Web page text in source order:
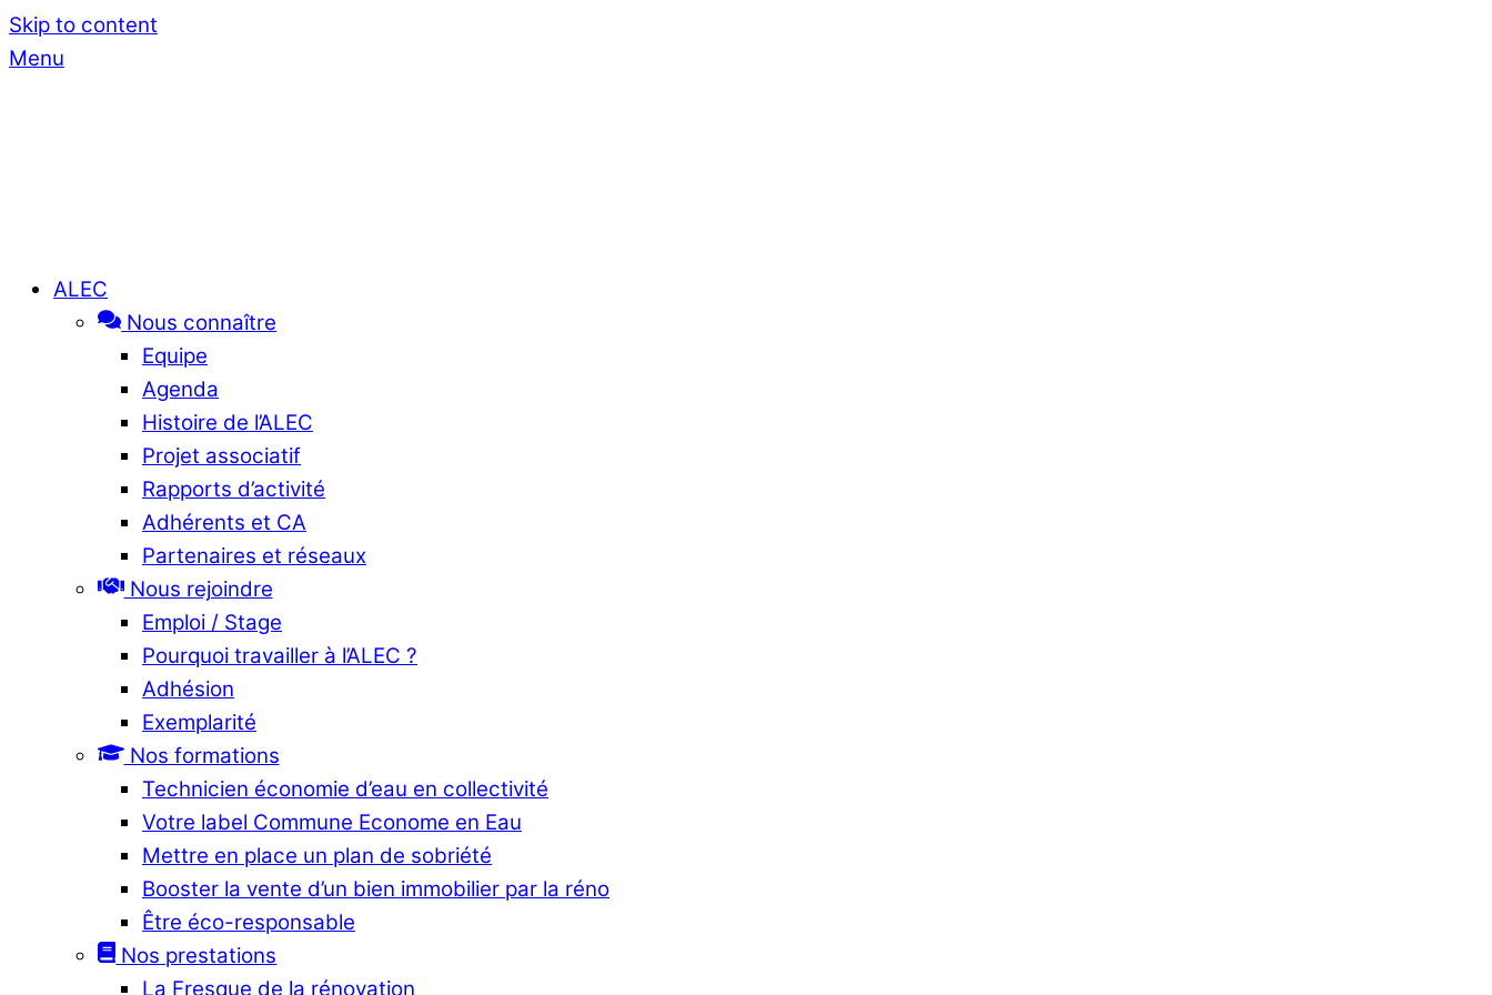
Skip to content
Menu
ALEC
Nous connaître
Equipe
Agenda
Histoire de l’ALEC
Projet associatif
Rapports d’activité
Adhérents et CA
Partenaires et réseaux
Nous rejoindre
Emploi / Stage
Pourquoi travailler à l’ALEC ?
Adhésion
Exemplarité
Nos formations
Technicien économie d’eau en collectivité
Votre label Commune Econome en Eau
Mettre en place un plan de sobriété
Booster la vente d’un bien immobilier par la réno
Être éco-responsable
Nos prestations
La Fresque de la rénovation